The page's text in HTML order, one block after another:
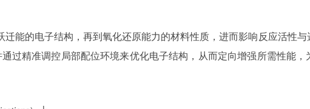
迁能的电子结构，再到氧化还原能力的材料性质，进而影响 反应活性与
过精准调控局部配位环境来优化电子结构，从而定向增强所需性能，